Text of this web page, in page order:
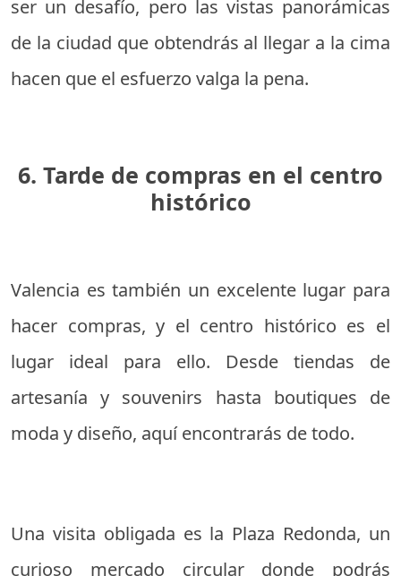
ser un desafío, pero las vistas panorámicas
de la ciudad que obtendrás al llegar a la cima
hacen que el esfuerzo valga la pena.
6. Tarde de compras en el centro
histórico
Valencia es también un excelente lugar para
hacer compras, y el centro histórico es el
lugar ideal para ello. Desde tiendas de
artesanía y souvenirs hasta boutiques de
moda y diseño, aquí encontrarás de todo.
Una visita obligada es la Plaza Redonda, un
curioso mercado circular donde podrás